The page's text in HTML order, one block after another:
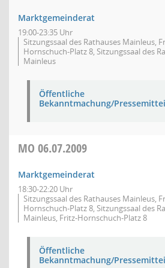
Marktgemeinderat
19:00-23:35 Uhr
Sitzungssaal des Rathauses Mainleus,
Hornschuch-Platz 8, Sitzungssaal des
Mainleus
Öffentliche
Bekanntmachung/
MO 06.07.2009
Marktgemeinderat
18:30-22:20 Uhr
Sitzungssaal des Rathauses Mainleus,
Hornschuch-Platz 8, Sitzungssaal des
Mainleus, Fritz-Hornschuch-Platz 8
Öffentliche
Bekanntmachung/